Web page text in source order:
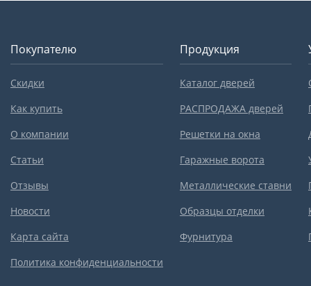
Покупателю
Скидки
Как купить
О компании
Статьи
Отзывы
Новости
Карта сайта
Политика конфиденциальности
Продукция
Каталог дверей
РАСПРОДАЖА дверей
Решетки на окна
Гаражные ворота
Металлические ставни
Образцы отделки
Фурнитура